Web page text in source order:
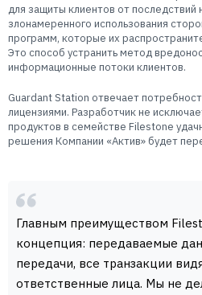
для защиты клиентов от
злонамеренного использования
программ, которые их
Это способ устранить метод
информационные потоки клиентов.
Guardant Station отвечает
лицензиями. Разработчик не
продуктов в семействе Filestone
решения Компании «Актив» будет
Главным преимуществом
концепция: передаваемые
передачи, все транзакции
ответственные лица. Мы не